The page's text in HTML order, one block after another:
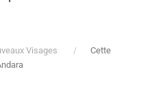
Visages
Cette